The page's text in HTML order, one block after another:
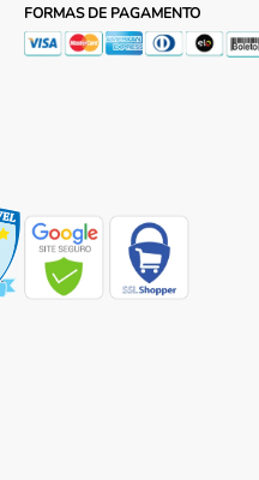
FORMAS DE PAGAMENTO